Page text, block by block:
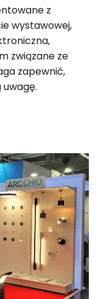
z
wystawowej,
związane ze
zapewnić,